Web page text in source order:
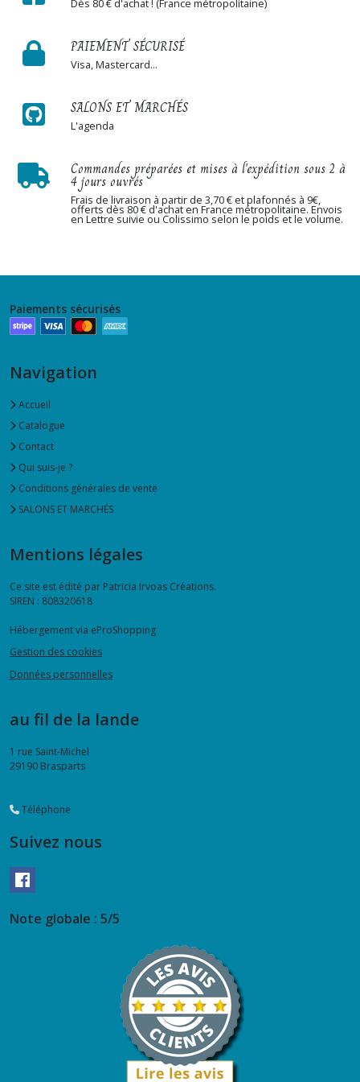
Dès 80 € d'achat ! (France métropolitaine)
PAIEMENT SÉCURISÉ
Visa, Mastercard...
SALONS ET MARCHÉS
L'agenda
Commandes préparées et mises à l'expédition sous 2 à
4 jours ouvrés
Frais de livraison à partir de 3,70 € et plafonnés à 9€,
offerts dès 80 € d'achat en France métropolitaine. Envois
en Lettre suivie ou Colissimo selon le poids et le volume.
Paiements sécurisés
Navigation
Accueil
Catalogue
Contact
Qui suis-je ?
Conditions générales de vente
SALONS ET MARCHÉS
Mentions légales
Ce site est édité par Patricia Irvoas Créations.
SIREN : 808320618
Hébergement via eProShopping
Gestion des cookies
Données personnelles
au fil de la lande
1 rue Saint-Michel
29190 Brasparts
Téléphone
Suivez nous
Note globale : 5/5